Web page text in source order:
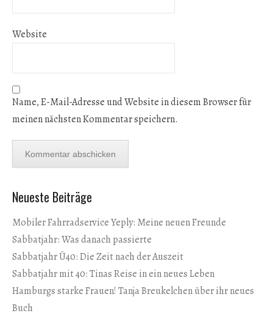
Website
Name, E-Mail-Adresse und Website in diesem Browser für
meinen nächsten Kommentar speichern.
Neueste Beiträge
Mobiler Fahrradservice Yeply: Meine neuen Freunde
Sabbatjahr: Was danach passierte
Sabbatjahr Ü40: Die Zeit nach der Auszeit
Sabbatjahr mit 40: Tinas Reise in ein neues Leben
Hamburgs starke Frauen! Tanja Breukelchen über ihr neues
Buch